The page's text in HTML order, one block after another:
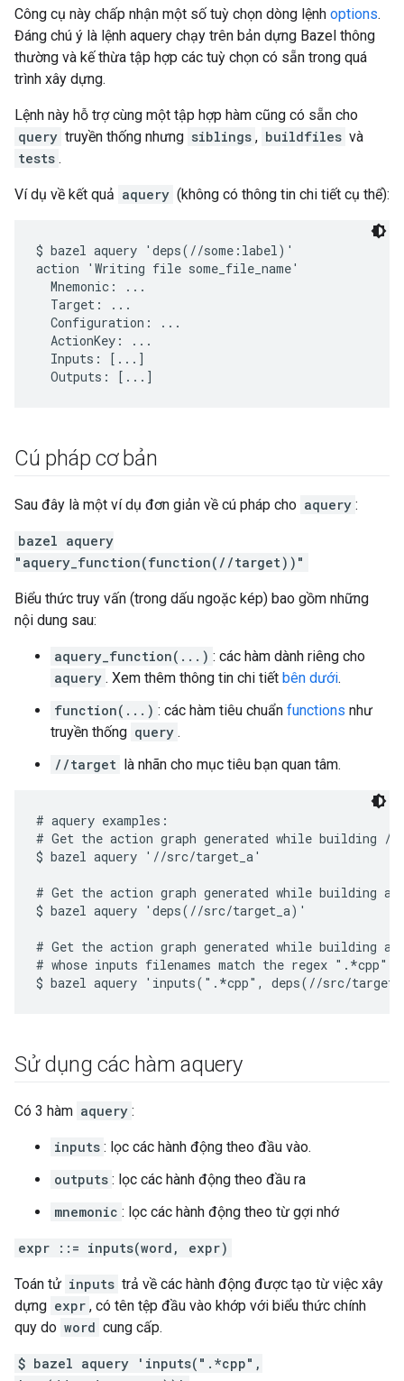
Công cụ này chấp nhận một số tuỳ chọn dòng lệnh options.
Đáng chú ý là lệnh aquery chạy trên bản dựng Bazel thông
thường và kế thừa tập hợp các tuỳ chọn có sẵn trong quá
trình xây dựng.
Lệnh này hỗ trợ cùng một tập hợp hàm cũng có sẵn cho
query truyền thống nhưng siblings , buildfiles và
tests .
Ví dụ về kết quả aquery (không có thông tin chi tiết cụ thể):
$ bazel aquery 'deps(//some:label)'
action 'Writing file some_file_name'
  Mnemonic: ...
  Target: ...
  Configuration: ...
  ActionKey: ...
  Inputs: [...]
Cú pháp cơ bản
Sau đây là một ví dụ đơn giản về cú pháp cho aquery :
bazel aquery
"aquery_function(function(//target))"
Biểu thức truy vấn (trong dấu ngoặc kép) bao gồm những
nội dung sau:
aquery_function(...) : các hàm dành riêng cho
aquery . Xem thêm thông tin chi tiết bên dưới.
function(...) : các hàm tiêu chuẩn functions như
truyền thống query .
//target là nhãn cho mục tiêu bạn quan tâm.
# aquery examples:
# Get the action graph generated while building //
$ bazel aquery '//src/target_a'
# Get the action graph generated while building
$ bazel aquery 'deps(//src/target_a)'
# Get the action graph generated while building
# whose inputs filenames match the regex ".*cpp".
Sử dụng các hàm aquery
Có 3 hàm aquery :
inputs : lọc các hành động theo đầu vào.
outputs : lọc các hành động theo đầu ra
mnemonic : lọc các hành động theo từ gợi nhớ
expr ::= inputs(word, expr)
Toán tử inputs trả về các hành động được tạo từ việc xây
dựng expr , có tên tệp đầu vào khớp với biểu thức chính
quy do word cung cấp.
$ bazel aquery 'inputs(".*cpp",